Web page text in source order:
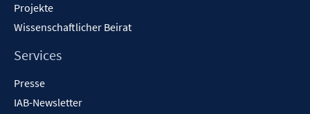
Projekte
Wissenschaftlicher Beirat
Services
Presse
IAB-Newsletter